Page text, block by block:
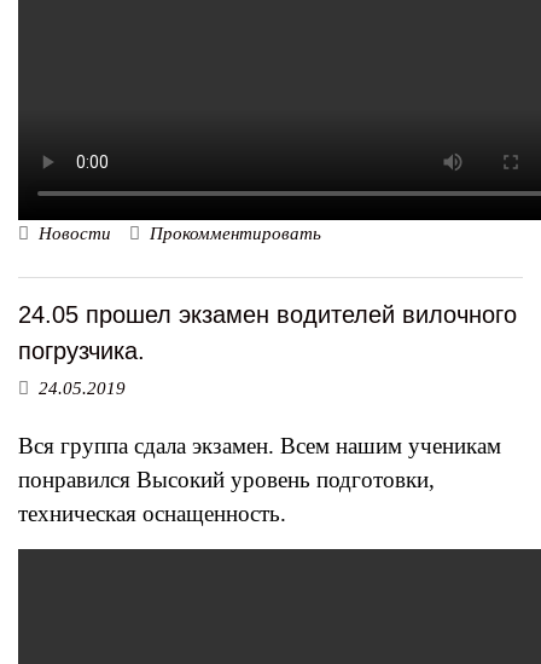
Новости Прокомментировать
24.05 прошел экзамен водителей вилочного
погрузчика.
24.05.2019
Вся группа сдала экзамен. Всем нашим ученикам
понравился Высокий уровень подготовки,
техническая оснащенность.